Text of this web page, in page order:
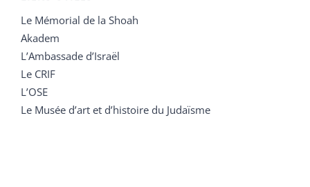
Le Mémorial de la Shoah
Akadem
L’Ambassade d’Israël
Le CRIF
L’OSE
Le Musée d’art et d’histoire du Judaïsme